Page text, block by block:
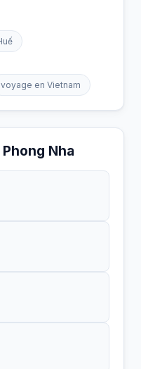
voyage en Vietnam
Nha